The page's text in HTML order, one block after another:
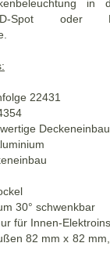
in
Spot oder
22431
30° schwenkbar
für Innen-
82 mm x 82